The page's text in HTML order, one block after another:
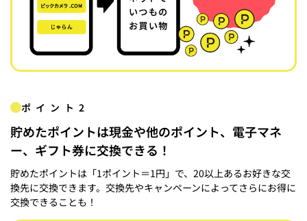
ポイント2
貯めたポイントは現金や他のポイント、電子マネ
ー、ギフト券に交換できる！
貯めたポイントは「1ポイント＝1円」で、20以上あるお好きな交
換先に交換できます。交換先やキャンペーンによってさらにお得に
交換できることも！